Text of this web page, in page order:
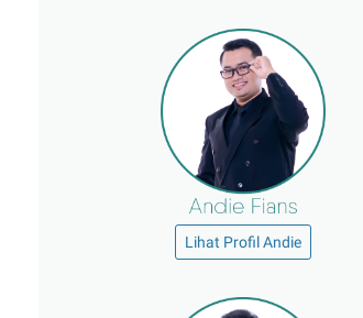
Lihat Profil Andie